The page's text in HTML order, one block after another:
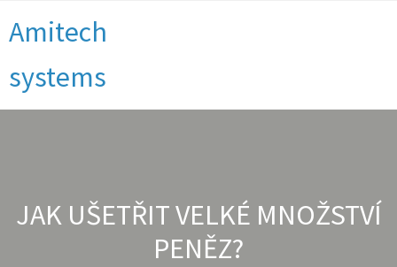
Amitech
systems
JAK UŠETŘIT VELKÉ MNOŽSTVÍ
PENĚZ?